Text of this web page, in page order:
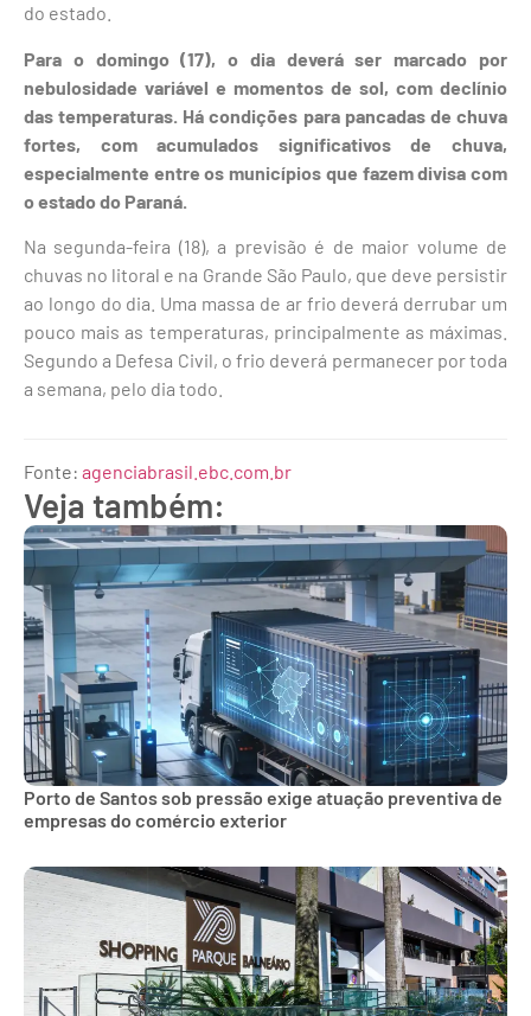
do estado.
Para o domingo (17), o dia deverá ser marcado por
nebulosidade variável e momentos de sol, com declínio
das temperaturas. Há condições para pancadas de chuva
fortes, com acumulados significativos de chuva,
especialmente entre os municípios que fazem divisa com
o estado do Paraná.
Na segunda-feira (18), a previsão é de maior volume de
chuvas no litoral e na Grande São Paulo, que deve persistir
ao longo do dia. Uma massa de ar frio deverá derrubar um
pouco mais as temperaturas, principalmente as máximas.
Segundo a Defesa Civil, o frio deverá permanecer por toda
a semana, pelo dia todo.
Fonte: agenciabrasil.ebc.com.br
Veja também:
Porto de Santos sob pressão exige atuação preventiva de
empresas do comércio exterior